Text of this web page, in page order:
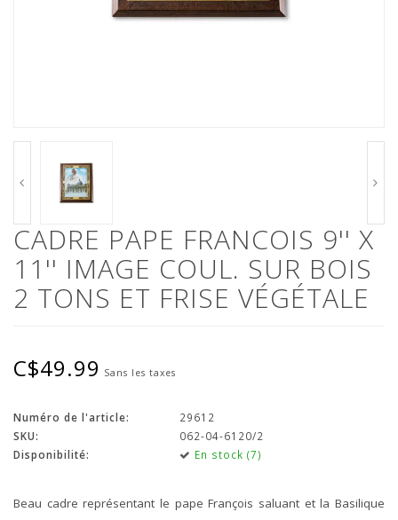
CADRE PAPE FRANCOIS 9'' X
11'' IMAGE COUL. SUR BOIS
2 TONS ET FRISE VÉGÉTALE
C$49.99 Sans les taxes
Numéro de l'article:
29612
SKU:
062-04-6120/2
Disponibilité:
En stock (7)
Beau cadre représentant le pape François saluant et la Basilique